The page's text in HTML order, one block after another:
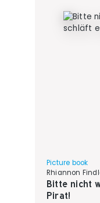
Picture book
Rhiannon
Bitte nicht
Pirat!